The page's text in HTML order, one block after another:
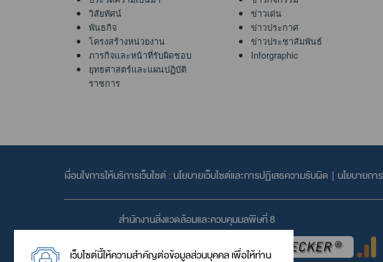
วิสัยทัศน์
พันธกิจ
โครงสร้างหน่วยงาน
ภารกิจและหน้าที่รับผิดชอบ
ยุทธศาสตร์และแผนปฏิบัติ
ราชการ
ข่าวเด่น
ข่าวประกาศ
ข่าวประชาสัมพันธ์
Inforgraphic
เงื่อนไขการให้บริการเว็บไซต์ : นโยบายเว็บไซต์และการปฏิเสธความรับผิด | นโยบายก
สำนักงานสิ่งแวดล้อมและควบคุมมลพิษที่ 8
เว็บไซต์นี้ให้ความสำคัญต่อข้อมูลส่วนบุคคล เพื่อให้ท่าน